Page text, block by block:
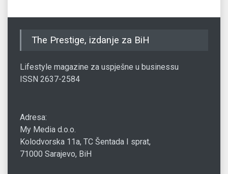
The Prestige, izdanje za BiH
Lifestyle magazine za uspješne u businessu
ISSN 2637-2584
Adresa:
My Media d.o.o.
Kolodvorska 11a, TC Šentada I sprat,
71000 Sarajevo, BiH